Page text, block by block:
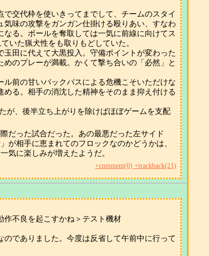
交代枠を使いきってまでして、チームのスタイ
味の攻撃をガンガン仕掛ける殴りあい、すなわ
る。ボールを奪取しては一気に前線に向けてス
いた猟犬性をも取りもどしていた。
田に代えて大黒投入。守備ポイントが変わった
のプレーが満載。かくて撃ち合いの「必然」と
前の甘いバックパスによる危機こそいただけな
る。相手の消沈した精神をそのまま抑え付ける
が、後半立ち上がりを除けばほぼゲームを支配
だった試合だった。あの最悪だった左サイド
相手に恵まれてのフロックなのかどうかは、
に楽しみが増えたようだ。
+comment(0) +trackback(21)
作不良を起こすかね＞テスト機材
でありました。今度は反省して午前中に行って